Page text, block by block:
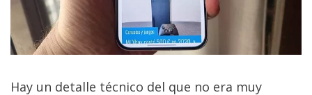
Hay un detalle técnico del que no era muy